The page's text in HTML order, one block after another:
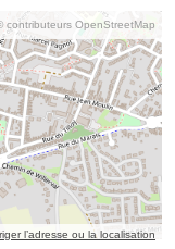
contributeurs OpenStreetMap
l’adresse ou la localisation